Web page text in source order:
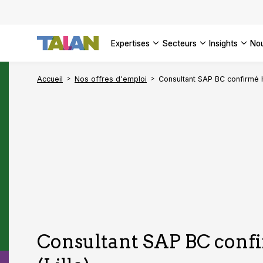
expertises secteurs insights
VOIR
VOIR
Accueil Nos offres d'emploi Consultant SAP BC confirmé
Consultant SAP BC